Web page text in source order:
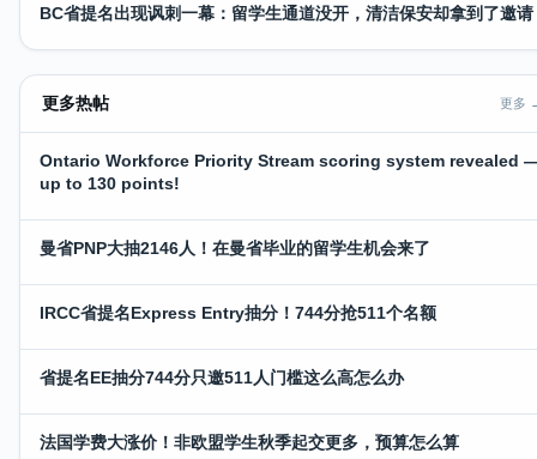
BC省提名出现讽刺一幕：留学生通道没开，清洁保安却拿到了邀请
更多热帖 更多
Ontario Workforce Priority Stream scoring system revealed
up to 130 points!
曼省PNP大抽2146人！在曼省毕业的留学生机会来了
IRCC省提名Express Entry抽分！744分抢511个名额
省提名EE抽分744分只邀511人门槛这么高怎么办
法国学费大涨价！非欧盟学生秋季起交更多，预算怎么算